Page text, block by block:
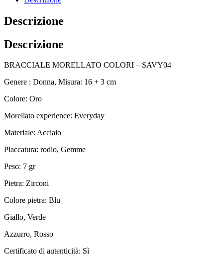
Descrizione
Descrizione
BRACCIALE MORELLATO COLORI – SAVY04
Genere : Donna, Misura: 16 + 3 cm
Colore: Oro
Morellato experience: Everyday
Materiale: Acciaio
Placcatura: rodio, Gemme
Peso: 7 gr
Pietra: Zirconi
Colore pietra: Blu
Giallo, Verde
Azzurro, Rosso
Certificato di autenticità: Sì